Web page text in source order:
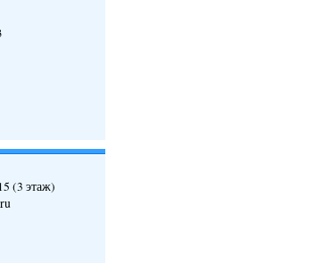
(3 этаж)